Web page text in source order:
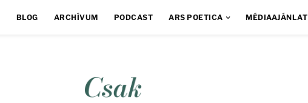
BLOG ARCHÍVUM PODCAST ARS POETICA MÉDIAAJÁNLAT